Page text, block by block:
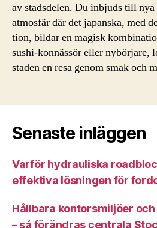
av stadsdelen. Du inbjuds till
atmosfär där det japanska, med
tion, bildar en magisk
sushi-konnässör eller nybörjare,
staden en resa genom smak och
Senaste inläggen
Varför hydrauliska
effektiva lösningen för
Hållbara kontorsmiljöer
– så förändras centrala